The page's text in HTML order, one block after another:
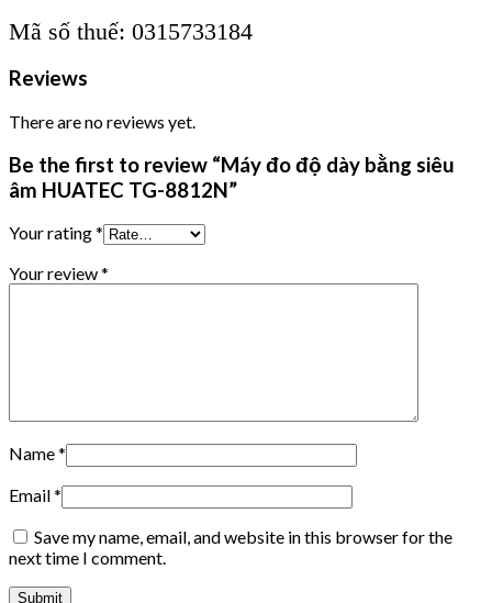
Mã số thuế: 0315733184
Reviews
There are no reviews yet.
Be the first to review “Máy đo độ dày bằng siêu
âm HUATEC TG-8812N”
Your rating*
Your review*
Name*
Email*
Save my name, email, and website in this browser for the
next time I comment.